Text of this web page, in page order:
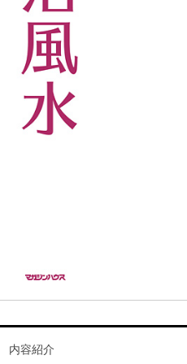
内容紹介